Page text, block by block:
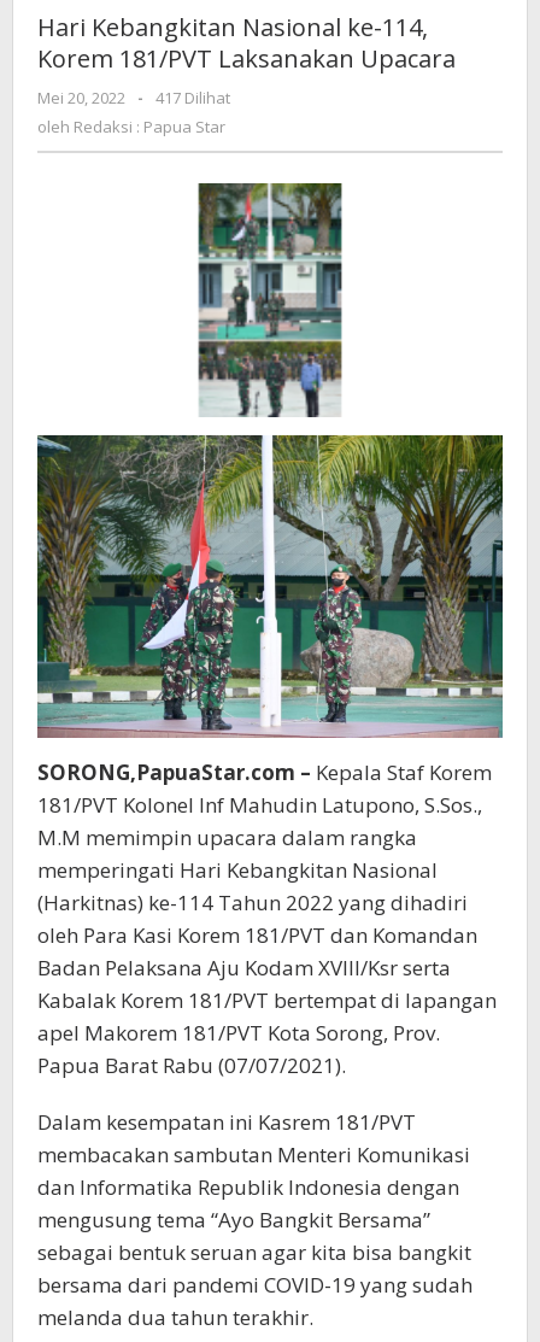
ke-
114,
Hari Kebangkitan Nasional ke-114,
Korem 181/PVT Laksanakan Upacara
Mei 20, 2022
oleh
Redaksi
-
417 Dilihat
oleh Redaksi : Papua Star
SORONG,PapuaStar.com – Kepala Staf Korem
181/PVT Kolonel Inf Mahudin Latupono, S.Sos.,
M.M memimpin upacara dalam rangka
memperingati Hari Kebangkitan Nasional
(Harkitnas) ke-114 Tahun 2022 yang dihadiri
oleh Para Kasi Korem 181/PVT dan Komandan
Badan Pelaksana Aju Kodam XVIII/Ksr serta
Kabalak Korem 181/PVT bertempat di lapangan
apel Makorem 181/PVT Kota Sorong, Prov.
Papua Barat Rabu (07/07/2021).
Dalam kesempatan ini Kasrem 181/PVT
membacakan sambutan Menteri Komunikasi
dan Informatika Republik Indonesia dengan
mengusung tema “Ayo Bangkit Bersama”
sebagai bentuk seruan agar kita bisa bangkit
bersama dari pandemi COVID-19 yang sudah
melanda dua tahun terakhir.